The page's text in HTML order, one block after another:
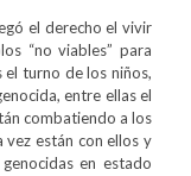
el derecho el vivir
“no viables” para
el turno de los niños,
entre ellas el
combatiendo a los
vez están con ellos y
en estado